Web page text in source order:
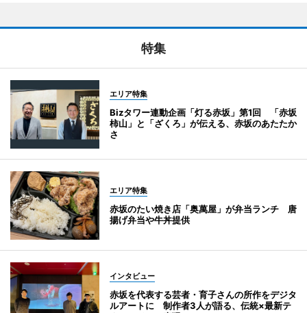
特集
エリア特集
Bizタワー連動企画「灯る赤坂」第1回 「赤坂
柿山」と「ざくろ」が伝える、赤坂のあたたか
さ
エリア特集
赤坂のたい焼き店「奥萬屋」が弁当ランチ 唐
揚げ弁当や牛丼提供
インタビュー
赤坂を代表する芸者・育子さんの所作をデジタ
ルアートに 制作者3人が語る、伝統×最新テ